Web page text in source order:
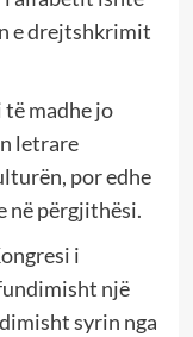
e drejtshkrimit
madhe jo
letrare
por edhe
në përgjithësi.
i
një
syrin nga